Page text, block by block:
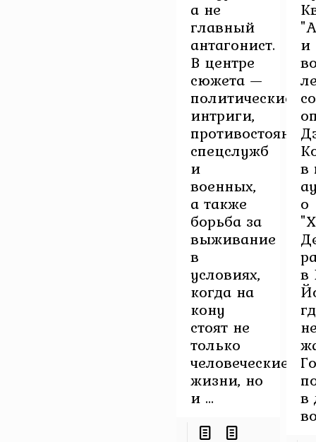
а не
главный
антагонист.
В центре
сюжета —
политические
интриги,
противостояние
спецслужб
и
военных,
а также
борьба за
выживание
в
условиях,
когда на
кону
стоят не
только
человеческие
жизни, но
и ...
и
в
о
в
в